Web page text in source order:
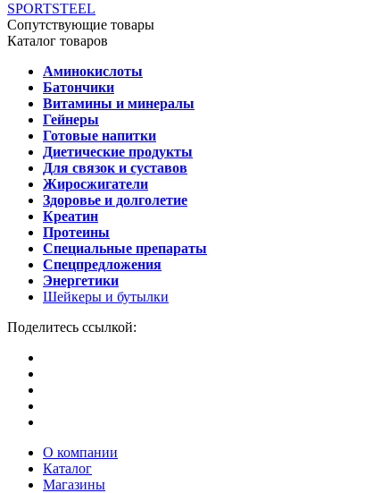
SPORTSTEEL
Сопутствующие товары
Каталог товаров
Аминокислоты
Батончики
Витамины и минералы
Гейнеры
Готовые напитки
Диетические продукты
Для связок и суставов
Жиросжигатели
Здоровье и долголетие
Креатин
Протеины
Специальные препараты
Спецпредложения
Энергетики
Шейкеры и бутылки
Поделитесь ссылкой:
О компании
Каталог
Магазины